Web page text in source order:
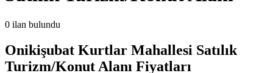
0 ilan bulundu
Onikişubat Kurtlar Mahallesi Satılık
Turizm/Konut Alanı Fiyatları